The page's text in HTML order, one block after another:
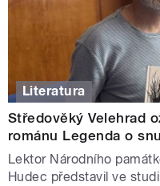
Literatura
Středověký Velehrad
románu Legenda o
Lektor Národního
Hudec představil ve